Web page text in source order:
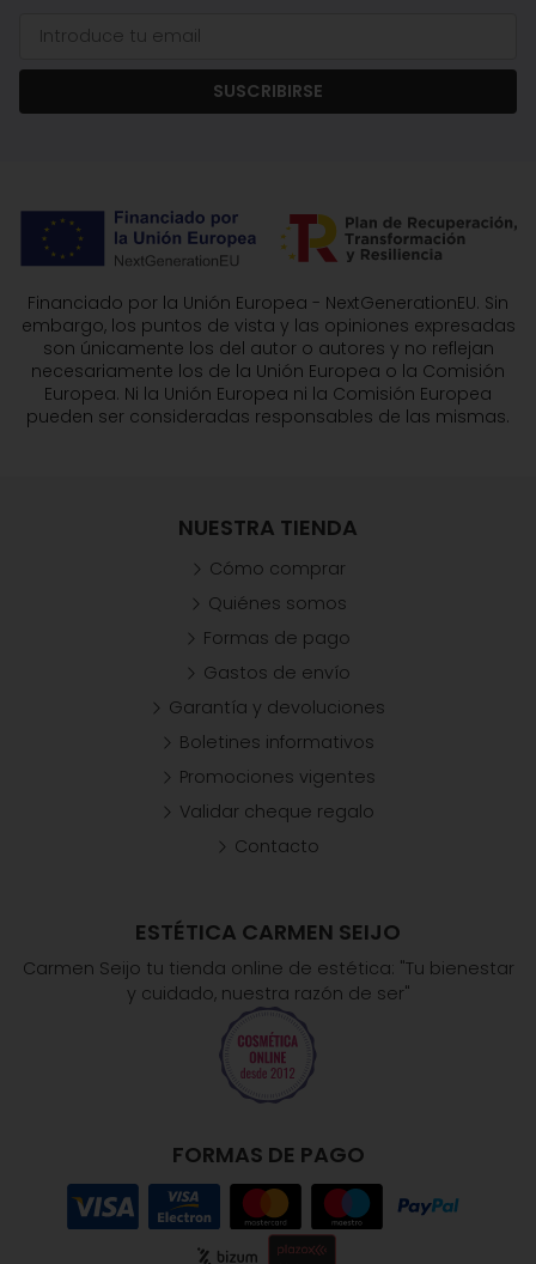
SUSCRIBIRSE
Financiado por la Unión Europea - NextGenerationEU. Sin
embargo, los puntos de vista y las opiniones expresadas
son únicamente los del autor o autores y no reflejan
necesariamente los de la Unión Europea o la Comisión
Europea. Ni la Unión Europea ni la Comisión Europea
pueden ser consideradas responsables de las mismas.
ESTÉTICA CARMEN SEIJO
Carmen Seijo tu tienda online de estética: "Tu bienestar
y cuidado, nuestra razón de ser"
FORMAS DE PAGO
NUESTRA TIENDA
Cómo comprar
Quiénes somos
Formas de pago
Gastos de envío
Garantía y devoluciones
Boletines informativos
Promociones vigentes
Validar cheque regalo
Contacto